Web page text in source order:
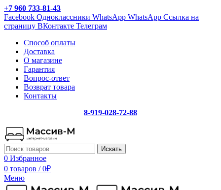
+7 960 733-81-43
Facebook Одноклассники WhatsApp WhatsApp Ссылка на
страницу ВКонтакте Телеграм
Способ оплаты
Доставка
О магазине
Гарантия
Вопрос-ответ
Возврат товара
Контакты
8-919-028-72-88
Искать
0 Избранное
0 товаров / 0₽
Меню